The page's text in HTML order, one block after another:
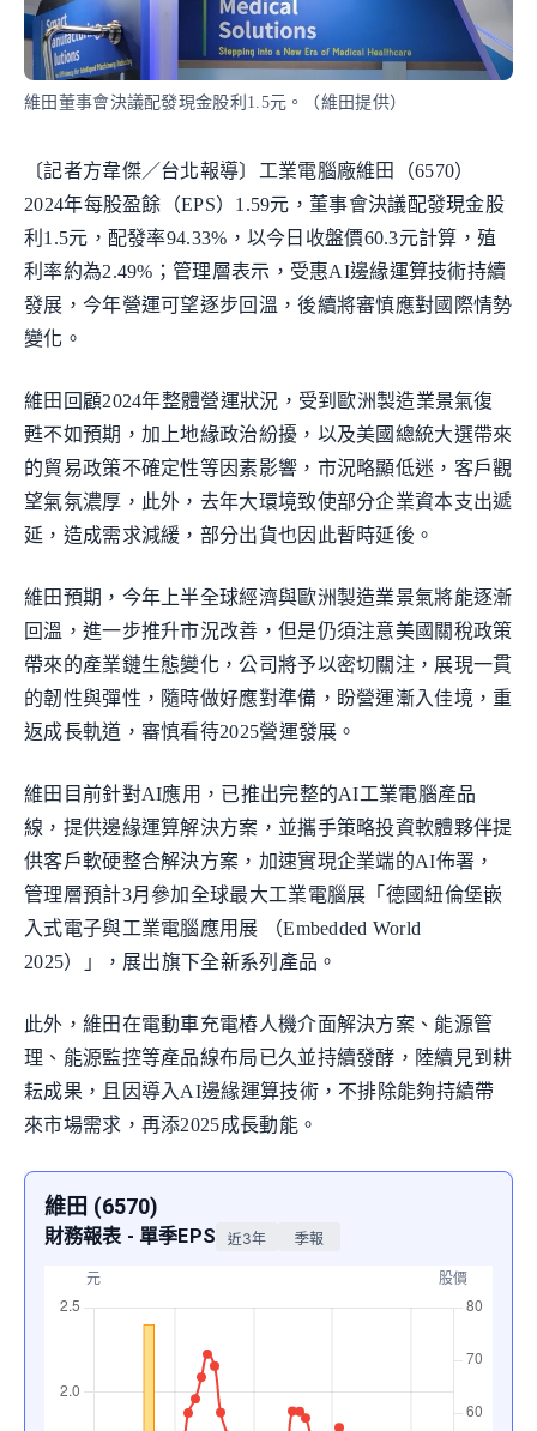
維田董事會決議配發現金股利1.5元。（維田提供）
〔記者方韋傑／台北報導〕工業電腦廠維田（6570）
2024年每股盈餘（EPS）1.59元，董事會決議配發現金股
利1.5元，配發率94.33%，以今日收盤價60.3元計算，殖
利率約為2.49%；管理層表示，受惠AI邊緣運算技術持續
發展，今年營運可望逐步回溫，後續將審慎應對國際情勢
變化。
維田回顧2024年整體營運狀況，受到歐洲製造業景氣復
甦不如預期，加上地緣政治紛擾，以及美國總統大選帶來
的貿易政策不確定性等因素影響，市況略顯低迷，客戶觀
望氣氛濃厚，此外，去年大環境致使部分企業資本支出遞
延，造成需求減緩，部分出貨也因此暫時延後。
維田預期，今年上半全球經濟與歐洲製造業景氣將能逐漸
回溫，進一步推升市況改善，但是仍須注意美國關稅政策
帶來的產業鏈生態變化，公司將予以密切關注，展現一貫
的韌性與彈性，隨時做好應對準備，盼營運漸入佳境，重
返成長軌道，審慎看待2025營運發展。
維田目前針對AI應用，已推出完整的AI工業電腦產品
線，提供邊緣運算解決方案，並攜手策略投資軟體夥伴提
供客戶軟硬整合解決方案，加速實現企業端的AI佈署，
管理層預計3月參加全球最大工業電腦展「德國紐倫堡嵌
入式電子與工業電腦應用展 （Embedded World
2025）」，展出旗下全新系列產品。
此外，維田在電動車充電樁人機介面解決方案、能源管
理、能源監控等產品線布局已久並持續發酵，陸續見到耕
耘成果，且因導入AI邊緣運算技術，不排除能夠持續帶
來市場需求，再添2025成長動能。